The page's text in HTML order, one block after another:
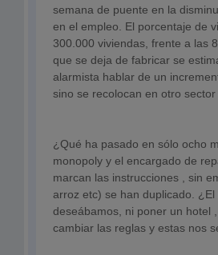
semana de puente en la
en el empleo. El porcentaje de
300.000 viviendas, frente a las
que se deja de fabricar se
alarmista hablar de un
sino se recolocan en otro
¿Qué ha pasado en sólo ocho
monopoly y el encargado de
marcan las instrucciones , sin
arroz etc) se han duplicado.
deseábamos, ni poner un hotel
cambiar las reglas y estas nos